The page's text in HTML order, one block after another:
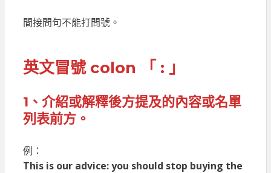
間接問句不能打問號。
英文冒號 colon 「 : 」
1、介紹或解釋後方提及的內容或名單
列表前方。
例：
This is our advice: you should stop buying the